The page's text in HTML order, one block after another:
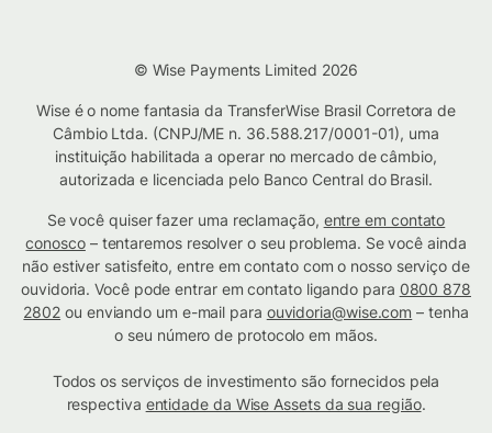
© Wise Payments Limited 2026
Wise é o nome fantasia da TransferWise Brasil Corretora de
Câmbio Ltda. (CNPJ/ME n. 36.588.217/0001-01), uma
instituição habilitada a operar no mercado de câmbio,
autorizada e licenciada pelo Banco Central do Brasil.
Se você quiser fazer uma reclamação, entre em contato
conosco– tentaremos resolver o seu problema. Se você ainda
não estiver satisfeito, entre em contato com o nosso serviço de
ouvidoria. Você pode entrar em contato ligando para 0800 878
2802 ou enviando um e-mail para ouvidoria@wise.com – tenha
o seu número de protocolo em mãos.
Todos os serviços de investimento são fornecidos pela
respectiva entidade da Wise Assets da sua região.